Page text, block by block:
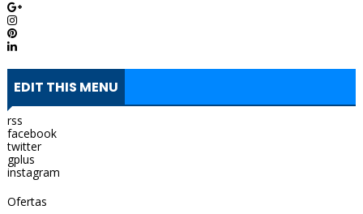
EDIT THIS MENU
rss
facebook
twitter
gplus
instagram
Ofertas